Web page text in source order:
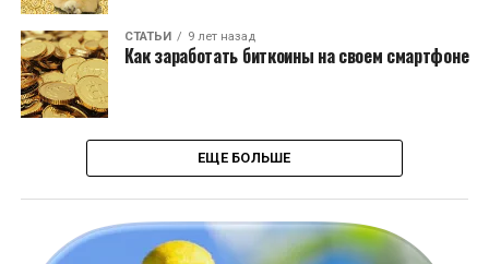
СТАТЬИ 9 лет назад
Как заработать биткоины на своем смартфоне
ЕЩЕ БОЛЬШЕ